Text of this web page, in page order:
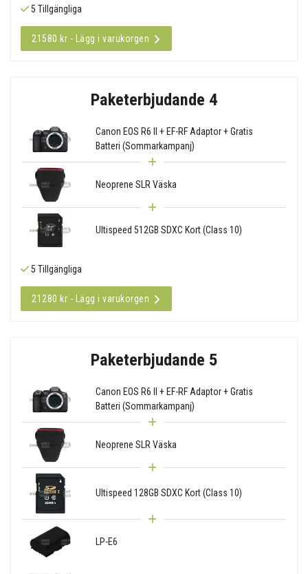
5 Tillgängliga
21580 kr - Lägg i varukorgen
Paketerbjudande 4
Canon EOS R6 II + EF-RF Adaptor + Gratis
Batteri (Sommarkampanj)
Neoprene SLR Väska
Ultispeed 512GB SDXC Kort (Class 10)
5 Tillgängliga
21280 kr - Lägg i varukorgen
Paketerbjudande 5
Canon EOS R6 II + EF-RF Adaptor + Gratis
Batteri (Sommarkampanj)
Neoprene SLR Väska
Ultispeed 128GB SDXC Kort (Class 10)
LP-E6